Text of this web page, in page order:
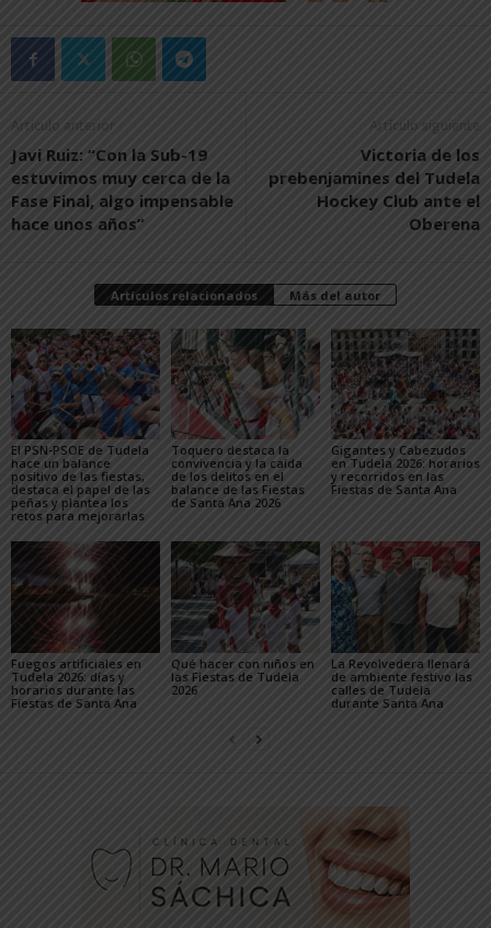
Artículo anterior
Javi Ruiz: “Con la Sub-19
estuvimos muy cerca de la
Fase Final, algo impensable
hace unos años”
Artículo siguiente
Victoria de los
prebenjamines del Tudela
Hockey Club ante el
Oberena
Artículos relacionados Más del autor
El PSN-PSOE de Tudela
hace un balance
positivo de las fiestas,
destaca el papel de las
peñas y plantea los
retos para mejorarlas
Toquero destaca la
convivencia y la caída
de los delitos en el
balance de las Fiestas
de Santa Ana 2026
Gigantes y Cabezudos
en Tudela 2026: horarios
y recorridos en las
Fiestas de Santa Ana
Fuegos artificiales en
Tudela 2026: días y
horarios durante las
Fiestas de Santa Ana
Qué hacer con niños en
las Fiestas de Tudela
2026
La Revolvedera llenará
de ambiente festivo las
calles de Tudela
durante Santa Ana